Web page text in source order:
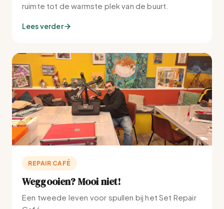
ruimte tot de warmste plek van de buurt.
Lees verder
REPAIR CAFÉ
Weggooien? Mooi niet!
Een tweede leven voor spullen bij het Set Repair